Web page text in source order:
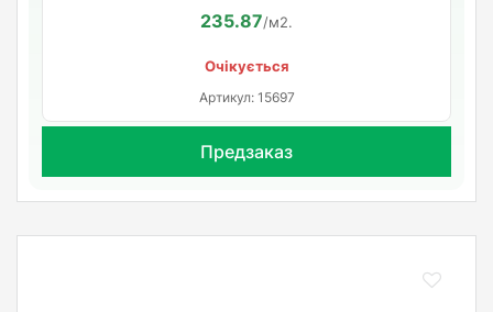
235.87/м2.
Очікується
Артикул: 15697
Предзаказ